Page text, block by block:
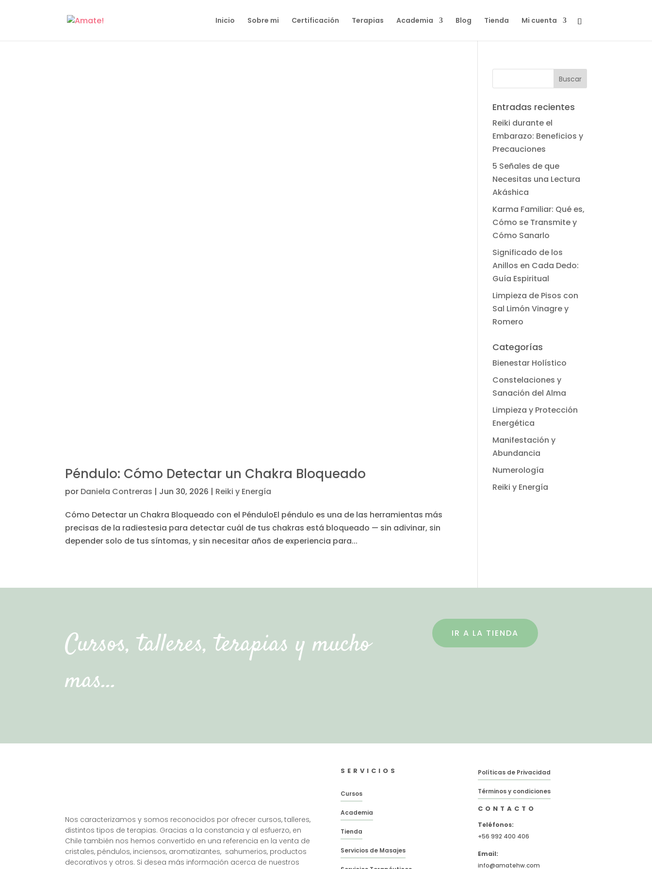
Inicio Sobre mi Certificación Terapias Academia Blog Tienda Mi cuenta
Péndulo: Cómo Detectar un Chakra Bloqueado
por Daniela Contreras | Jun 30, 2026 | Reiki y Energía
Cómo Detectar un Chakra Bloqueado con el PénduloEl péndulo es una de las herramientas más
precisas de la radiestesia para detectar cuál de tus chakras está bloqueado — sin adivinar, sin
depender solo de tus síntomas, y sin necesitar años de experiencia para...
Entradas recientes
Reiki durante el
Embarazo: Beneficios y
Precauciones
5 Señales de que
Necesitas una Lectura
Akáshica
Karma Familiar: Qué es,
Cómo se Transmite y
Cómo Sanarlo
Significado de los
Anillos en Cada Dedo:
Guía Espiritual
Limpieza de Pisos con
Sal Limón Vinagre y
Romero
Categorías
Bienestar Holístico
Constelaciones y
Sanación del Alma
Limpieza y Protección
Energética
Manifestación y
Abundancia
Numerología
Reiki y Energía
Cursos, talleres, terapias y mucho
mas…
IR A LA TIENDA
Nos caracterizamos y somos reconocidos por ofrecer cursos, talleres,
distintos tipos de terapias. Gracias a la constancia y al esfuerzo, en
Chile también nos hemos convertido en una referencia en la venta de
cristales, péndulos, inciensos, aromatizantes, sahumerios, productos
decorativos y otros. Si desea más información acerca de nuestros
SERVICIOS
Cursos
Academia
Tienda
Servicios de Masajes
Políticas de Privacidad
Términos y condiciones
CONTACTO
Teléfonos:
+56 992 400 406
Email:
info@amatehw.com